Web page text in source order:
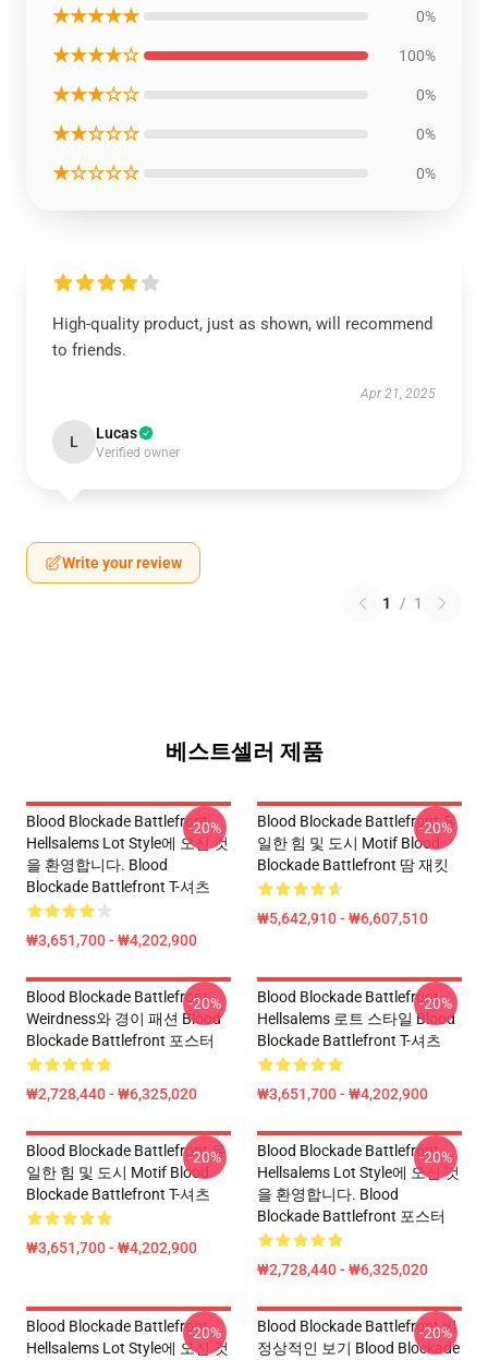
★★★★★ 0%
★★★★☆ 100%
★★★☆☆ 0%
★★☆☆☆ 0%
★☆☆☆☆ 0%
High-quality product, just as shown, will recommend
to friends.
Apr 21, 2025
L Lucas
Verified owner
Write your review
1 / 1
베스트셀러 제품
Blood Blockade Battlefront
Hellsalems Lot Style에 오신 것
을 환영합니다. Blood
Blockade Battlefront T-셔츠
₩3,651,700 - ₩4,202,900
-20%
Blood Blockade Battlefront 유
일한 힘 및 도시 Motif Blood
Blockade Battlefront 땀 재킷
₩5,642,910 - ₩6,607,510
-20%
Blood Blockade Battlefront
Weirdness와 경이 패션 Blood
Blockade Battlefront 포스터
₩2,728,440 - ₩6,325,020
-20%
Blood Blockade Battlefront
Hellsalems 로트 스타일 Blood
Blockade Battlefront T-셔츠
₩3,651,700 - ₩4,202,900
-20%
Blood Blockade Battlefront 유
일한 힘 및 도시 Motif Blood
Blockade Battlefront T-셔츠
₩3,651,700 - ₩4,202,900
-20%
Blood Blockade Battlefront
Hellsalems Lot Style에 오신 것
을 환영합니다. Blood
Blockade Battlefront 포스터
₩2,728,440 - ₩6,325,020
-20%
Blood Blockade Battlefront
Hellsalems Lot Style에 오신 것
-20%
Blood Blockade Battlefront 비
정상적인 보기 Blood Blockade
-20%